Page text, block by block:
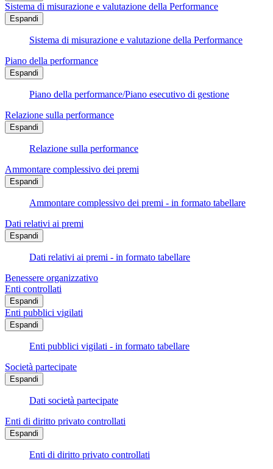
Sistema di misurazione e valutazione della Performance
Espandi
Sistema di misurazione e valutazione della Performance
Piano della performance
Espandi
Piano della performance/Piano esecutivo di gestione
Relazione sulla performance
Espandi
Relazione sulla performance
Ammontare complessivo dei premi
Espandi
Ammontare complessivo dei premi - in formato tabellare
Dati relativi ai premi
Espandi
Dati relativi ai premi - in formato tabellare
Benessere organizzativo
Enti controllati
Espandi
Enti pubblici vigilati
Espandi
Enti pubblici vigilati - in formato tabellare
Società partecipate
Espandi
Dati società partecipate
Enti di diritto privato controllati
Espandi
Enti di diritto privato controllati